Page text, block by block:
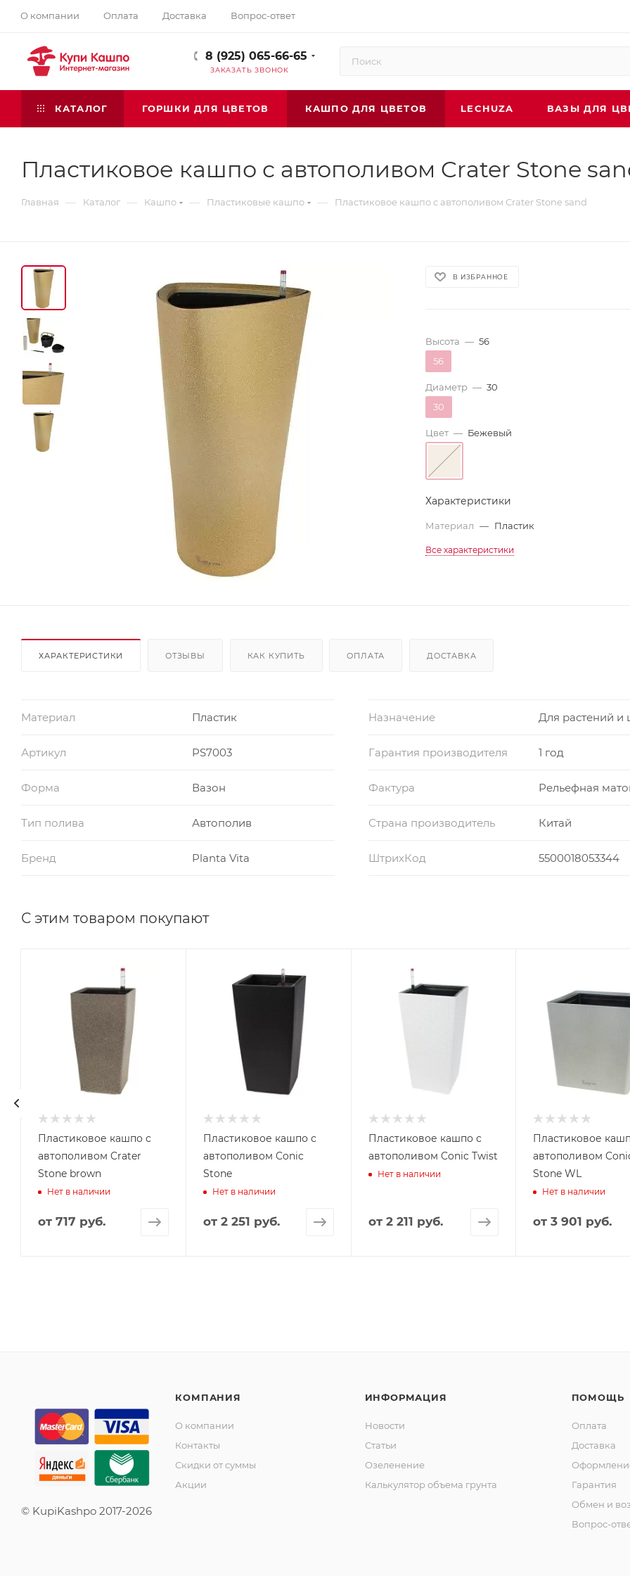
О компании Оплата Доставка Вопрос-ответ
8 (925) 065-66-65
ЗАКАЗАТЬ ЗВОНОК
КАТАЛОГ ГОРШКИ ДЛЯ ЦВЕТОВ КАШПО ДЛЯ ЦВЕТОВ LECHUZA ВАЗЫ ДЛЯ
Пластиковое кашпо с автополивом Crater Stone
Главная — Каталог — Кашпо — Пластиковые кашпо — Пластиковое кашпо с автополивом Crater Stone sand
В ИЗБРАННОЕ
Высота — 56
56
Диаметр — 30
30
Цвет — Бежевый
Характеристики
Материал — Пластик
Все характеристики
ХАРАКТЕРИСТИКИ ОТЗЫВЫ КАК КУПИТЬ ОПЛАТА ДОСТАВКА
Материал Пластик Назначение Для растений и
Артикул PS7003 Гарантия производителя 1 год
Форма Вазон Фактура Рельефная
Тип полива Автополив Страна производитель Китай
Бренд Planta Vita ШтрихКод 5500018053344
С этим товаром покупают
Пластиковое кашпо с
автополивом Crater
Stone brown
Нет в наличии
от 717 руб.
Пластиковое кашпо с
автополивом Conic
Stone
Нет в наличии
от 2 251 руб.
Пластиковое кашпо с
автополивом Conic Twist
Нет в наличии
от 2 211 руб.
Пластиковое
автополивом
Stone WL
Нет в наличии
от3 901 руб.
© KupiKashpo 2017-2026
КОМПАНИЯ
О компании
Контакты
Скидки от суммы
Акции
ИНФОРМАЦИЯ
Новости
Статьи
Озеленение
Калькулятор объема грунта
ПОМОЩЬ
Оплата
Доставка
Гарантия
Обмен и
Вопрос-